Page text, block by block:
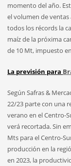
momento del año.
el volumen de
todos los récords la
maíz de la próxima
de 10 Mt, impuesto
La previsión para
Según Safras &
22/23 parte con una
verano en el Centro-
verá recortada. Sin
Mts para el Centro-
producción en la
en 2023, la